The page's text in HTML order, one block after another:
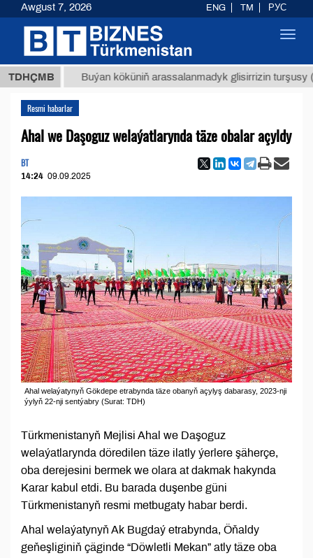
TDHÇMBBuýan köküniň arassalanmadyk glisirrizin turşusy (t.)
Resmi habarlar
Ahal we Daşoguz welaýatlarynda täze obalar açyldy
BT
14:24 09.09.2025
Ahal welaýatynyň Gökdepe etrabynda täze obanyň açylyş dabarasy, 2023-nji
ýylyň 22-nji sentýabry (Surat: TDH)
Türkmenistanyň Mejlisi Ahal we Daşoguz
welaýatlarynda döredilen täze ilatly ýerlere şäherçe,
oba derejesini bermek we olara at dakmak hakynda
Karar kabul etdi. Bu barada duşenbe güni
Türkmenistanyň resmi metbugaty habar berdi.
Ahal welaýatynyň Ak Bugdaý etrabynda, Öňaldy
geňeşliginiň çäginde “Döwletli Mekan” atly täze oba
Awgust 7, 2026 ENG TM РУС